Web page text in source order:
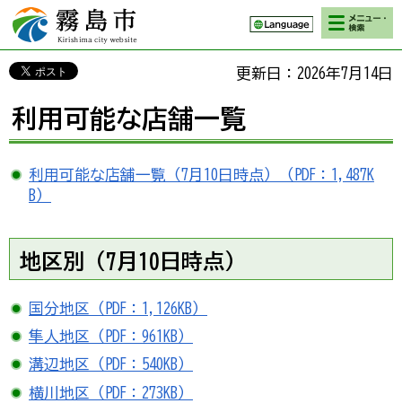
霧島市 Kirishima
city website
検索・メニ
ュー
更新日：2026年7月14日
利用可能な店舗一覧
利用可能な店舗一覧（7月10日時点）（PDF：1,487K
B）
地区別（7月10日時点）
国分地区（PDF：1,126KB）
隼人地区（PDF：961KB）
溝辺地区（PDF：540KB）
横川地区（PDF：273KB）